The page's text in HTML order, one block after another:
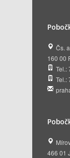
Čs.
160 00
Tel.:
Tel.:
466 01